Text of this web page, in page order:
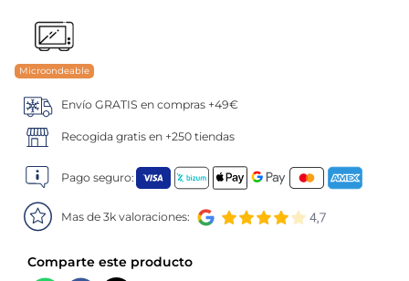
Microondeable
Envío GRATIS en compras +49€
Recogida gratis en +250 tiendas
Pago seguro:
Mas de 3k valoraciones:
sushi
10. listísimos